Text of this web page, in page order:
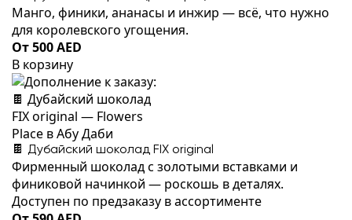
Манго, финики, ананасы и инжир — всё, что нужно
для королевского угощения.
От 500 AED
В корзину
🍫 Дубайский шоколад FIX original
Фирменный шоколад с золотыми вставками и
финиковой начинкой — роскошь в деталях.
Доступен по предзаказу в ассортименте